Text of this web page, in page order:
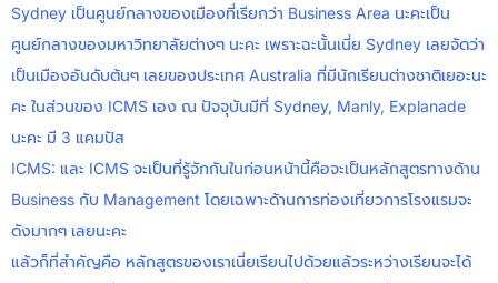
Sydney เป็นศูนย์กลางของเมืองที่เรียกว่า Business Area นะคะเป็น
ศูนย์กลางของมหาวิทยาลัยต่างๆ นะคะ เพราะฉะนั้นเนี่ย Sydney เลยจัดว่า
เป็นเมืองอันดับต้นๆ เลยของประเทศ Australia ที่มีนักเรียนต่างชาติเยอะนะ
คะ ในส่วนของ ICMS เอง ณ ปัจจุบันมีที่ Sydney, Manly, Explanade
นะคะ มี 3 แคมปัส
ICMS: และ ICMS จะเป็นที่รู้จักกันในก่อนหน้านี้คือจะเป็นหลักสูตรทางด้าน
Business กับ Management โดยเฉพาะด้านการท่องเที่ยวการโรงแรมจะ
ดังมากๆ เลยนะคะ
แล้วก็ที่สำคัญคือ หลักสูตรของเราเนี่ยเรียนไปด้วยแล้วระหว่างเรียนจะได้